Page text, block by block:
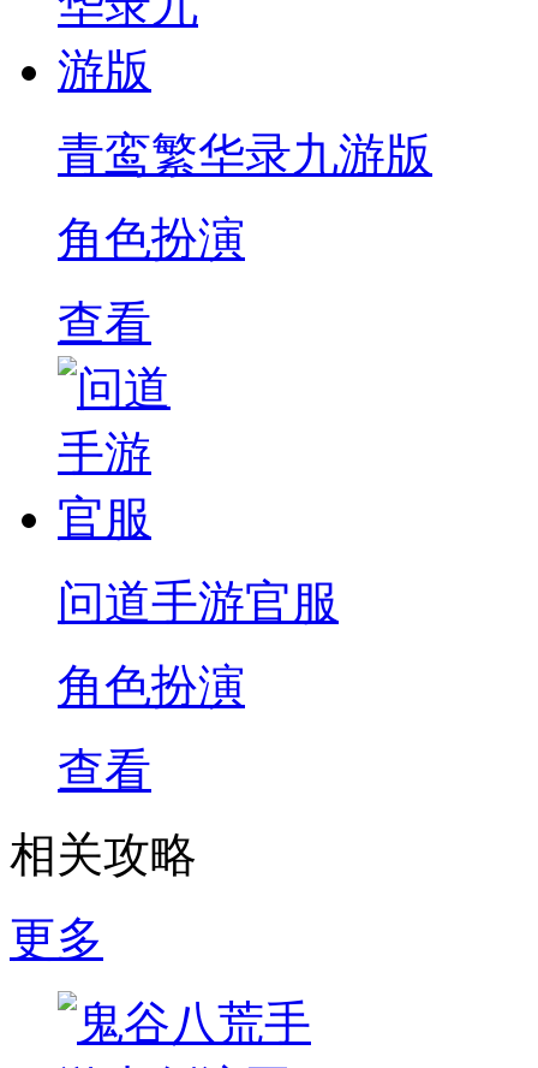
青鸾繁华录九游版
角色扮演
查看
问道手游官服
角色扮演
查看
相关攻略
更多